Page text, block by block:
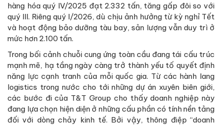
hàng hóa quý IV/2025 đạt 2.332 tấn, tăng gấp đôi so với
quý III. Riêng quý I/2026, dù chịu ảnh hưởng từ kỳ nghỉ Tết
và hoạt động bảo dưỡng tàu bay, sản lượng vẫn duy trì ở
mức hơn 2.100 tấn.
Trong bối cảnh chuỗi cung ứng toàn cầu đang tái cấu trúc
mạnh mẽ, hạ tầng ngày càng trở thành yếu tố quyết định
năng lực cạnh tranh của mỗi quốc gia. Từ các hành lang
logistics trong nước cho tới những dự án xuyên biên giới,
các bước đi của T&T Group cho thấy doanh nghiệp này
đang lựa chọn hiện diện ở những cấu phần có tính nền tảng
đối với dòng chảy kinh tế. Bởi vậy, thông điệp “doanh